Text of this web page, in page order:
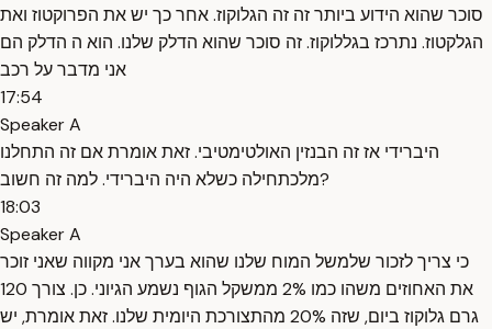
סוכר שהוא הידוע ביותר זה זה הגלוקוז. אחר כך יש את הפרוקטוז ואת
הגלקטוז. נתרכז בגללוקוז. זה סוכר שהוא הדלק שלנו. הוא ה הדלק הם
אני מדבר על רכב
17:54
Speaker A
היברידי אז זה הבנזין האולטימטיבי. זאת אומרת אם זה התחלנו
מלכתחילה כשלא היה היברידי. למה זה חשוב?
18:03
Speaker A
כי צריך לזכור שלמשל המוח שלנו שהוא בערך אני מקווה שאני זוכר
את האחוזים משהו כמו 2% ממשקל הגוף נשמע הגיוני. כן. צורך 120
גרם גלוקוז ביום, שזה 20% מהתצורכת היומית שלנו. זאת אומרת, יש